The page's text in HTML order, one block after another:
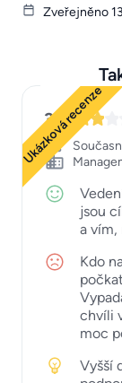
Zveřejněno
Ukázková recenze
3
jsou
a vím,
Kdo
chvíli
moc
Vyšší